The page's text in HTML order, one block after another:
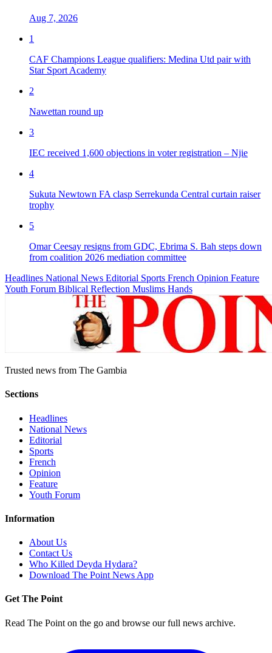
Aug 7, 2026
1
CAF Champions League qualifiers: Medina Utd pair with
Star Sport Academy
2
Nawettan round up
3
IEC received 1,600 objections in voter registration – Njie
4
Sukuta Newtown FA clasp Serrekunda Central curtain raiser
trophy
5
Omar Ceesay resigns from GDC, Ebrima S. Bah steps down
from coalition 2026 mediation committee
Headlines National News Editorial Sports French Opinion Feature
Youth Forum Biblical Reflection Muslims Hands
Trusted news from The Gambia
Sections
Headlines
National News
Editorial
Sports
French
Opinion
Feature
Youth Forum
Information
About Us
Contact Us
Who Killed Deyda Hydara?
Download The Point News App
Get The Point
Read The Point on the go and browse our full news archive.